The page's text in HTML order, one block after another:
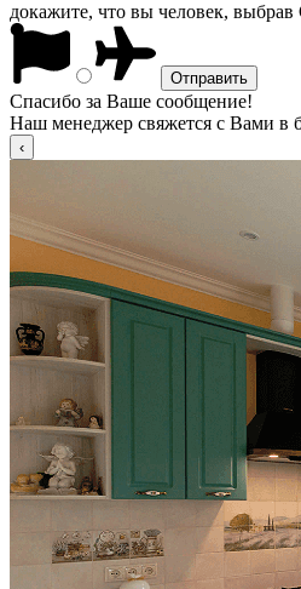
докажите, что вы человек, выбрав
Спасибо за Ваше сообщение!
Наш менеджер свяжется с Вами в